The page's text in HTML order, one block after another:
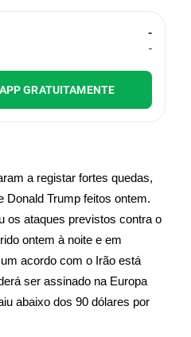
-
-
GRATUITAMENTE
a registar fortes quedas,
Donald Trump feitos ontem.
os ataques previstos contra o
ontem à noite e em
acordo com o Irão está
ser assinado na Europa
abaixo dos 90 dólares por